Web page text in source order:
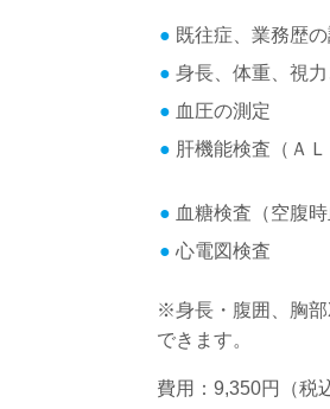
既往症、業務歴
身長、体重、視
血圧の測定
肝機能検査（ＡＬ
血糖検査（空腹
心電図検査
※身長・腹囲、胸部
できます。
費用：9,350円（税